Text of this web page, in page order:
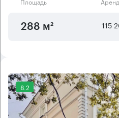
288 м² 115
8.2